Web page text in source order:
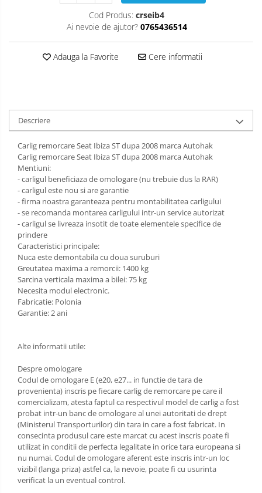
Carlige Jaecoo
Carlige Jeep
Carlige Kia
Carlige Kia EV4
Carlige Kia EV5
Carlige Kia PV5
Carlige Lada
Carlige Lancia
Carlige Land Rover
Carlige Lexus
Carlige MAN
Carlige Mercedes
Carlige MG
Carlige Mini
Carlige Mitsubishi
Carlige Nissan
Carlige Omoda
Carlige Opel
Covorase auto Suzuki
Covorase auto Toyota
Covorase auto Volvo
Covorase auto Vw
Scut motor Leapmotor
Scut motor Maxus
Scut motor Mazda
Scut motor Mercedes
Scut motor MG
Scut motor Mini
Scut motor Mitsubishi
Scut motor Nissan
Scut motor Opel
Scut motor Peugeot
Scut motor Porsche
Scut motor Seat
Scut motor Skoda
Scut motor Smart
Scut motor SsangYong
Scut motor Subaru
Cod Produs: crseib4
Ai nevoie de ajutor? 0765436514
Adauga la Favorite Cere informatii
Descriere
Carlig remorcare Seat Ibiza ST dupa 2008 marca Autohak
Carlig remorcare Seat Ibiza ST dupa 2008 marca Autohak
Mentiuni:
- carligul beneficiaza de omologare (nu trebuie dus la RAR)
- carligul este nou si are garantie
- firma noastra garanteaza pentru montabilitatea carligului
- se recomanda montarea carligului intr-un service autorizat
- carligul se livreaza insotit de toate elementele specifice de
prindere
Caracteristici principale:
Nuca este demontabila cu doua suruburi
Greutatea maxima a remorcii: 1400 kg
Sarcina verticala maxima a bilei: 75 kg
Necesita modul electronic.
Fabricatie: Polonia
Garantie: 2 ani
Alte informatii utile:
Despre omologare
Codul de omologare E (e20, e27... in functie de tara de
provenienta) inscris pe fiecare carlig de remorcare pe care il
comercializam, atesta faptul ca respectivul model de carlig a fost
probat intr-un banc de omologare al unei autoritati de drept
(Ministerul Transporturilor) din tara in care a fost fabricat. In
consecinta produsul care este marcat cu acest inscris poate fi
utilizat in conditii de perfecta legalitate in orice tara europeana si
nu numai. Codul de omologare aferent este inscris intr-un loc
vizibil (langa priza) astfel ca, la nevoie, poate fi cu usurinta
verificat la un eventual control.